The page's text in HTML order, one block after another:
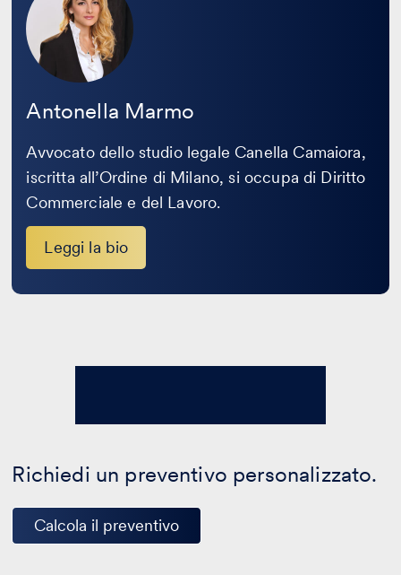
Antonella Marmo
Avvocato dello studio legale Canella Camaiora,
iscritta all’Ordine di Milano, si occupa di Diritto
Commerciale e del Lavoro.
Leggi la bio
Richiedi un preventivo personalizzato.
Calcola il preventivo